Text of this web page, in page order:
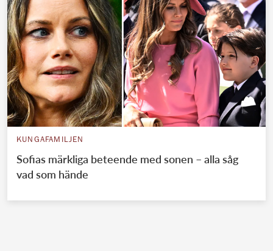
KUNGAFAMILJEN
Sofias märkliga beteende med sonen – alla såg
vad som hände